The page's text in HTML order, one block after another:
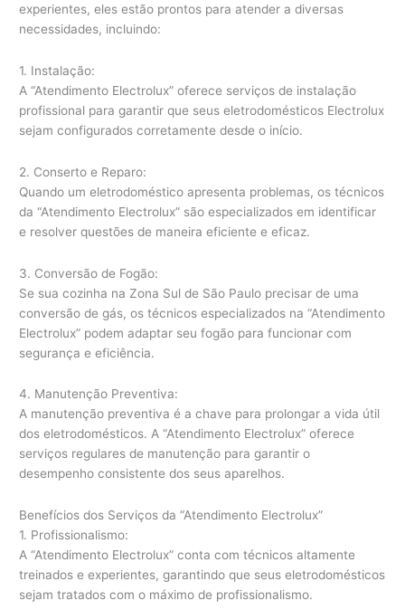
experientes, eles estão prontos para atender a diversas
necessidades, incluindo:
1. Instalação:
A “Atendimento Electrolux” oferece serviços de instalação
profissional para garantir que seus eletrodomésticos Electrolux
sejam configurados corretamente desde o início.
2. Conserto e Reparo:
Quando um eletrodoméstico apresenta problemas, os técnicos
da “Atendimento Electrolux” são especializados em identificar
e resolver questões de maneira eficiente e eficaz.
3. Conversão de Fogão:
Se sua cozinha na Zona Sul de São Paulo precisar de uma
conversão de gás, os técnicos especializados na “Atendimento
Electrolux” podem adaptar seu fogão para funcionar com
segurança e eficiência.
4. Manutenção Preventiva:
A manutenção preventiva é a chave para prolongar a vida útil
dos eletrodomésticos. A “Atendimento Electrolux” oferece
serviços regulares de manutenção para garantir o
desempenho consistente dos seus aparelhos.
Benefícios dos Serviços da “Atendimento Electrolux”
1. Profissionalismo:
A “Atendimento Electrolux” conta com técnicos altamente
treinados e experientes, garantindo que seus eletrodomésticos
sejam tratados com o máximo de profissionalismo.